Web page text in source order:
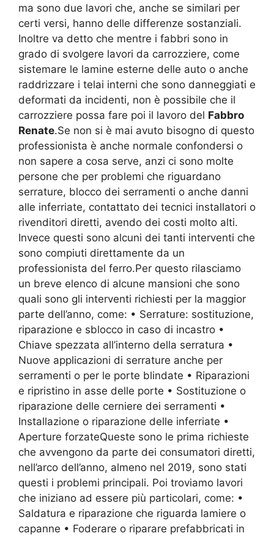
ma sono due lavori che, anche se similari per
certi versi, hanno delle differenze sostanziali.
Inoltre va detto che mentre i fabbri sono in
grado di svolgere lavori da carrozziere, come
sistemare le lamine esterne delle auto o anche
raddrizzare i telai interni che sono danneggiati e
deformati da incidenti, non è possibile che il
carrozziere possa fare poi il lavoro del Fabbro
Renate.Se non si è mai avuto bisogno di questo
professionista è anche normale confondersi o
non sapere a cosa serve, anzi ci sono molte
persone che per problemi che riguardano
serrature, blocco dei serramenti o anche danni
alle inferriate, contattato dei tecnici installatori o
rivenditori diretti, avendo dei costi molto alti.
Invece questi sono alcuni dei tanti interventi che
sono compiuti direttamente da un
professionista del ferro.Per questo rilasciamo
un breve elenco di alcune mansioni che sono
quali sono gli interventi richiesti per la maggior
parte dell’anno, come: • Serrature: sostituzione,
riparazione e sblocco in caso di incastro •
Chiave spezzata all’interno della serratura •
Nuove applicazioni di serrature anche per
serramenti o per le porte blindate • Riparazioni
e ripristino in asse delle porte • Sostituzione o
riparazione delle cerniere dei serramenti •
Installazione o riparazione delle inferriate •
Aperture forzateQueste sono le prima richieste
che avvengono da parte dei consumatori diretti,
nell’arco dell’anno, almeno nel 2019, sono stati
questi i problemi principali. Poi troviamo lavori
che iniziano ad essere più particolari, come: •
Saldatura e riparazione che riguarda lamiere o
capanne • Foderare o riparare prefabbricati in